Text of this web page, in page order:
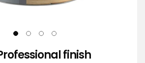
finish